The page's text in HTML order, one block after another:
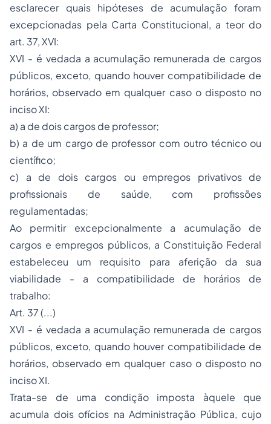
esclarecer quais hipóteses de acumulação foram
excepcionadas pela Carta Constitucional, a teor do
art. 37, XVI:
XVI - é vedada a acumulação remunerada de cargos
públicos, exceto, quando houver compatibilidade de
horários, observado em qualquer caso o disposto no
inciso XI:
a) a de dois cargos de professor;
b) a de um cargo de professor com outro técnico ou
científico;
c) a de dois cargos ou empregos privativos de
profissionais de saúde, com profissões
regulamentadas;
Ao permitir excepcionalmente a acumulação de
cargos e empregos públicos, a Constituição Federal
estabeleceu um requisito para aferição da sua
viabilidade - a compatibilidade de horários de
trabalho:
Art. 37 (...)
XVI - é vedada a acumulação remunerada de cargos
públicos, exceto, quando houver compatibilidade de
horários, observado em qualquer caso o disposto no
inciso XI.
Trata-se de uma condição imposta àquele que
acumula dois ofícios na Administração Pública, cujo